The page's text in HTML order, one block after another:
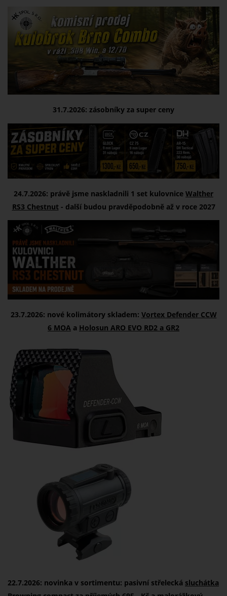
31.7.2026: zásobníky za super ceny
24.7.2026: právě jsme naskladnili 1 set kulovnice Walther
RS3 Chestnut- další budou pravděpodobně až v roce 2027
23.7.2026: nové kolimátory skladem: Vortex Defender CCW
6 MOA a Holosun ARO EVO RD2 a GR2
22.7.2026: novinka v sortimentu: pasivní střelecká sluchátka